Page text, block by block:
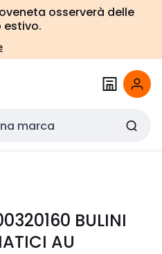
osserverà delle
estivo.
BULINI
AU